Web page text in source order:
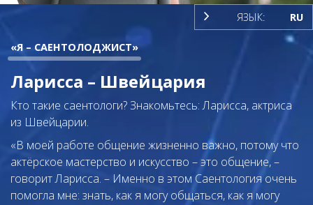
ЯЗЫК: RU
«Я – САЕНТОЛОДЖИСТ»
Ларисса – Швейцария
Кто такие саентологи? Знакомьтесь: Ларисса, актриса
из Швейцарии.
«В моей работе общение жизненно важно, потому что
актёрское мастерство и искусство – это общение, –
говорит Ларисса. – Именно в этом Саентология очень
помогла мне: знать, как я могу общаться, как я могу